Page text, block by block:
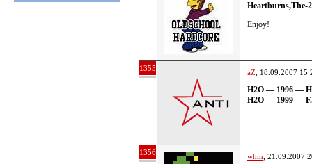
Heartburns,The-
Enjoy!
1355 aZ , 18.09.2007
H2O — 1996 —
H2O — 1999 —
1356 whm , 21.09.2007